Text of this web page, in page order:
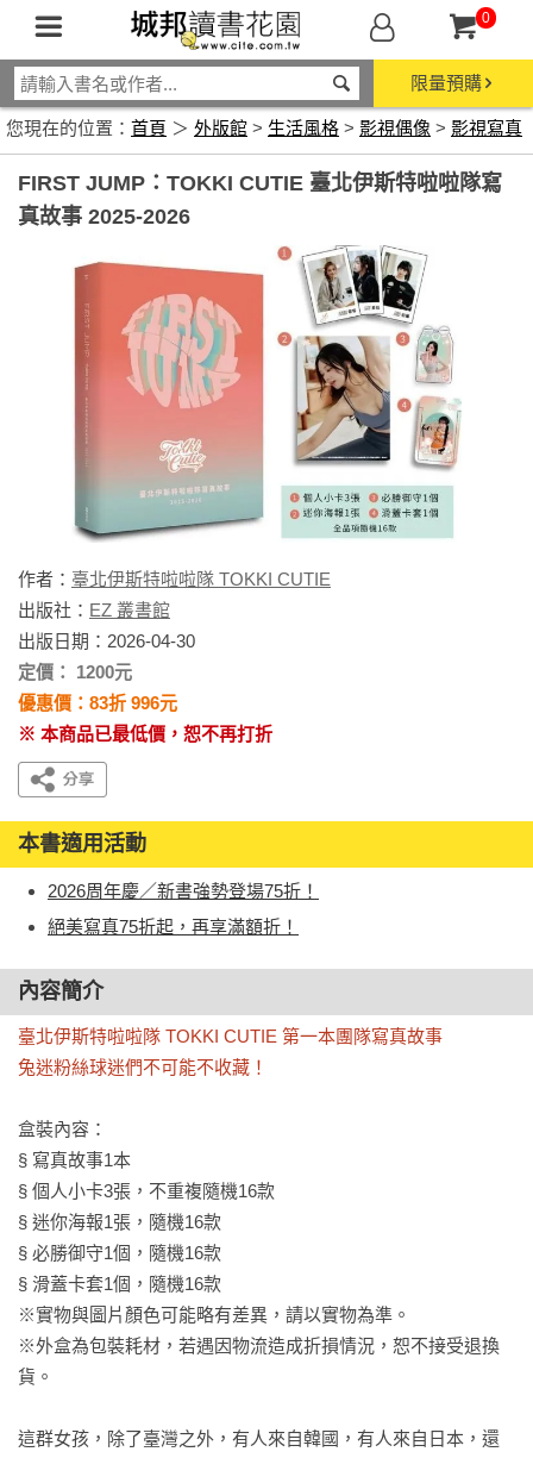
0
限量預購
您現在的位置： 首頁 ＞ 外版館 > 生活風格 > 影視偶像 > 影視寫真
FIRST JUMP：TOKKI CUTIE 臺北伊斯特啦啦隊寫
真故事 2025-2026
作者： 臺北伊斯特啦啦隊 TOKKI CUTIE
出版社： EZ 叢書館
出版日期：2026-04-30
定價： 1200元
優惠價：83折 996元
※ 本商品已最低價，恕不再打折
本書適用活動
2026周年慶／新書強勢登場75折！
絕美寫真75折起，再享滿額折！
內容簡介
臺北伊斯特啦啦隊 TOKKI CUTIE 第一本團隊寫真故事
兔迷粉絲球迷們不可能不收藏！
盒裝內容：
§ 寫真故事1本
§ 個人小卡3張，不重複隨機16款
§ 迷你海報1張，隨機16款
§ 必勝御守1個，隨機16款
§ 滑蓋卡套1個，隨機16款
※實物與圖片顏色可能略有差異，請以實物為準。
※外盒為包裝耗材，若遇因物流造成折損情況，恕不接受退換
貨。
這群女孩，除了臺灣之外，有人來自韓國，有人來自日本，還